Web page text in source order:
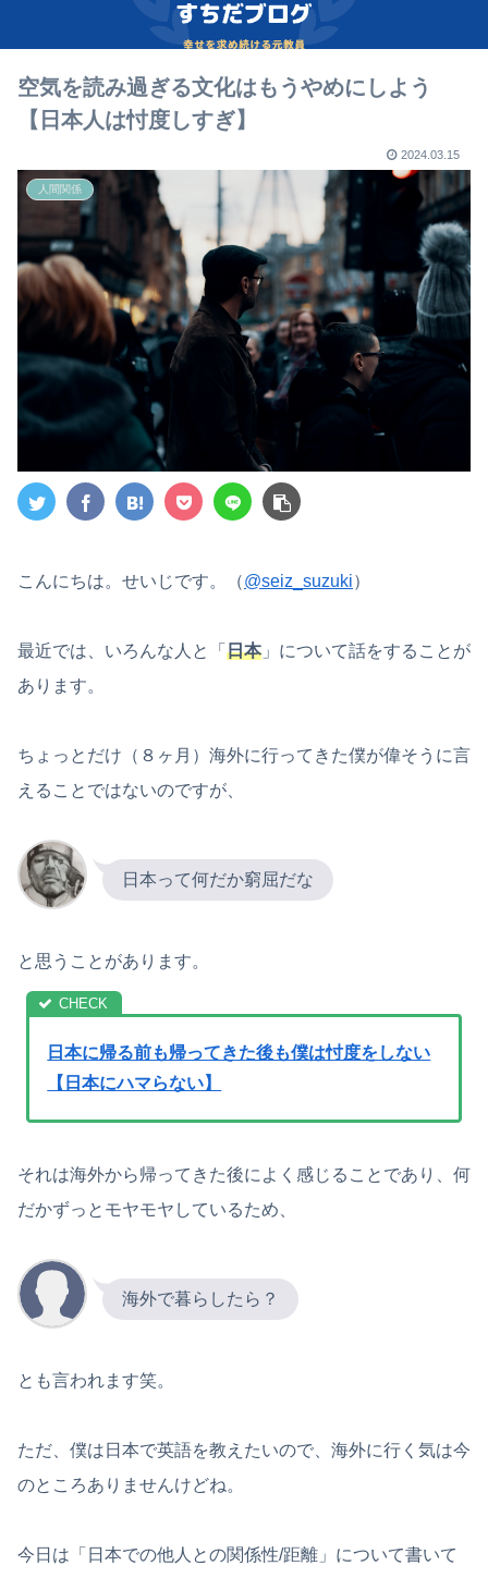
空気を読み過ぎる文化はもうやめにしよう
【日本人は忖度しすぎ】
2024.03.15
人間関係
こんにちは。せいじです。（@seiz_suzuki）
最近では、いろんな人と「 日本」について話をすることが
あります。
ちょっとだけ（８ヶ月）海外に行ってきた僕が偉そうに言
えることではないのですが、
日本って何だか窮屈だな
と思うことがあります。
日本に帰る前も帰ってきた後も僕は忖度をしない
【日本にハマらない】
それは海外から帰ってきた後によく感じることであり、何
だかずっとモヤモヤしているため、
海外で暮らしたら？
とも言われます笑。
ただ、僕は日本で英語を教えたいので、海外に行く気は今
のところありませんけどね。
今日は「日本での他人との関係性/距離」について書いて